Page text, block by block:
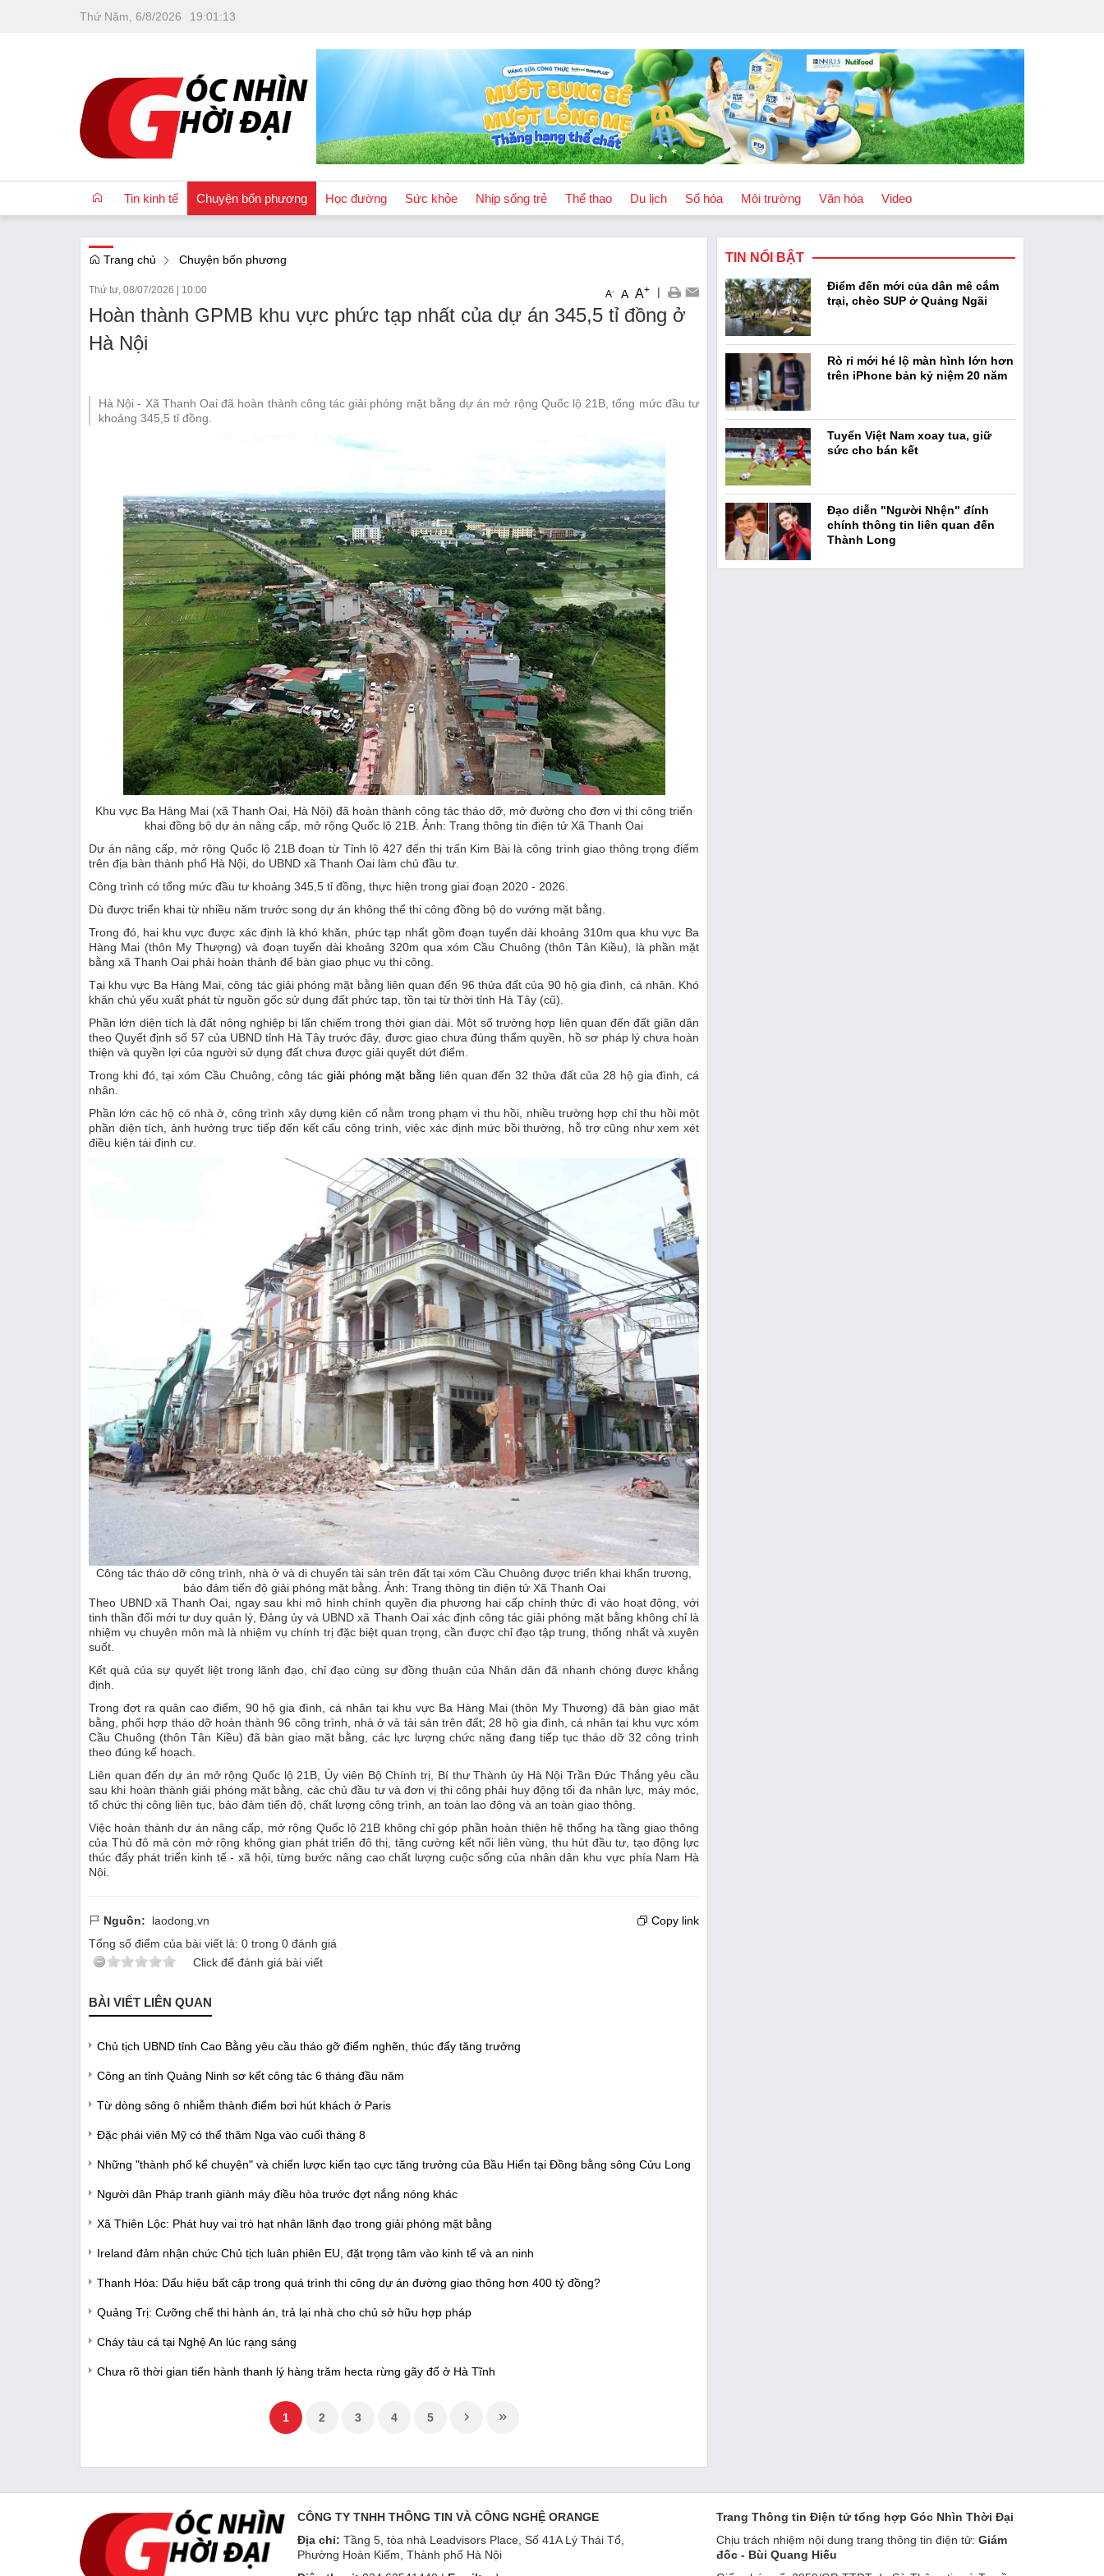
Thứ Năm, 6/8/2026 19:01 :14
Tin kinh tế
Nhà đất
Emagazine
Chuyện bốn phương Học đường Sức khỏe Nhịp sống trẻ Thể thao Du lịch Số hóa Môi trường Văn hóa
Podcast
Video
Trang chủ Chuyện bốn phương
Thứ tư, 08/07/2026 10:00 A- A A+ |
Hoàn thành GPMB khu vực phức tạp nhất của dự án 345,5 tỉ đồng ở
Hà Nội
Hà Nội - Xã Thanh Oai đã hoàn thành công tác giải phóng mặt bằng dự án mở rộng Quốc lộ 21B, tổng mức đầu tư
khoảng 345,5 tỉ đồng.
Khu vực Ba Hàng Mai (xã Thanh Oai, Hà Nội) đã hoàn thành công tác tháo dỡ, mở đường cho đơn vị thi công triển
khai đồng bộ dự án nâng cấp, mở rộng Quốc lộ 21B. Ảnh: Trang thông tin điện tử Xã Thanh Oai
Dự án nâng cấp, mở rộng Quốc lộ 21B đoạn từ Tỉnh lộ 427 đến thị trấn Kim Bài là công trình giao thông trọng điểm
trên địa bàn thành phố Hà Nội, do UBND xã Thanh Oai làm chủ đầu tư.
Công trình có tổng mức đầu tư khoảng 345,5 tỉ đồng, thực hiện trong giai đoạn 2020 - 2026.
Dù được triển khai từ nhiều năm trước song dự án không thể thi công đồng bộ do vướng mặt bằng.
Trong đó, hai khu vực được xác định là khó khăn, phức tạp nhất gồm đoạn tuyến dài khoảng 310m qua khu vực Ba
Hàng Mai (thôn My Thượng) và đoạn tuyến dài khoảng 320m qua xóm Cầu Chuông (thôn Tân Kiều), là phần mặt
bằng xã Thanh Oai phải hoàn thành để bàn giao phục vụ thi công.
Tại khu vực Ba Hàng Mai, công tác giải phóng mặt bằng liên quan đến 96 thửa đất của 90 hộ gia đình, cá nhân. Khó
khăn chủ yếu xuất phát từ nguồn gốc sử dụng đất phức tạp, tồn tại từ thời tỉnh Hà Tây (cũ).
Phần lớn diện tích là đất nông nghiệp bị lấn chiếm trong thời gian dài. Một số trường hợp liên quan đến đất giãn dân
theo Quyết định số 57 của UBND tỉnh Hà Tây trước đây, được giao chưa đúng thẩm quyền, hồ sơ pháp lý chưa hoàn
thiện và quyền lợi của người sử dụng đất chưa được giải quyết dứt điểm.
Trong khi đó, tại xóm Cầu Chuông, công tác giải phóng mặt bằng liên quan đến 32 thửa đất của 28 hộ gia đình, cá
nhân.
Phần lớn các hộ có nhà ở, công trình xây dựng kiên cố nằm trong phạm vi thu hồi, nhiều trường hợp chỉ thu hồi một
phần diện tích, ảnh hưởng trực tiếp đến kết cấu công trình, việc xác định mức bồi thường, hỗ trợ cũng như xem xét
điều kiện tái định cư.
Công tác tháo dỡ công trình, nhà ở và di chuyển tài sản trên đất tại xóm Cầu Chuông được triển khai khẩn trương,
bảo đảm tiến độ giải phóng mặt bằng. Ảnh: Trang thông tin điện tử Xã Thanh Oai
Theo UBND xã Thanh Oai, ngay sau khi mô hình chính quyền địa phương hai cấp chính thức đi vào hoạt động, với
tinh thần đổi mới tư duy quản lý, Đảng ủy và UBND xã Thanh Oai xác định công tác giải phóng mặt bằng không chỉ là
nhiệm vụ chuyên môn mà là nhiệm vụ chính trị đặc biệt quan trọng, cần được chỉ đạo tập trung, thống nhất và xuyên
suốt.
Kết quả của sự quyết liệt trong lãnh đạo, chỉ đạo cùng sự đồng thuận của Nhân dân đã nhanh chóng được khẳng
định.
Trong đợt ra quân cao điểm, 90 hộ gia đình, cá nhân tại khu vực Ba Hàng Mai (thôn My Thượng) đã bàn giao mặt
bằng, phối hợp tháo dỡ hoàn thành 96 công trình, nhà ở và tài sản trên đất; 28 hộ gia đình, cá nhân tại khu vực xóm
Cầu Chuông (thôn Tân Kiều) đã bàn giao mặt bằng, các lực lượng chức năng đang tiếp tục tháo dỡ 32 công trình
theo đúng kế hoạch.
Liên quan đến dự án mở rộng Quốc lộ 21B, Ủy viên Bộ Chính trị, Bí thư Thành ủy Hà Nội Trần Đức Thắng yêu cầu
sau khi hoàn thành giải phóng mặt bằng, các chủ đầu tư và đơn vị thi công phải huy động tối đa nhân lực, máy móc,
tổ chức thi công liên tục, bảo đảm tiến độ, chất lượng công trình, an toàn lao động và an toàn giao thông.
Việc hoàn thành dự án nâng cấp, mở rộng Quốc lộ 21B không chỉ góp phần hoàn thiện hệ thống hạ tầng giao thông
của Thủ đô mà còn mở rộng không gian phát triển đô thị, tăng cường kết nối liên vùng, thu hút đầu tư, tạo động lực
thúc đẩy phát triển kinh tế - xã hội, từng bước nâng cao chất lượng cuộc sống của nhân dân khu vực phía Nam Hà
Nội.
Nguồn: laodong.vn
Copy link
Tổng số điểm của bài viết là: 0 trong 0 đánh giá
Click để đánh giá bài viết
BÀI VIẾT LIÊN QUAN
Chủ tịch UBND tỉnh Cao Bằng yêu cầu tháo gỡ điểm nghẽn, thúc đẩy tăng trưởng
Công an tỉnh Quảng Ninh sơ kết công tác 6 tháng đầu năm
Từ dòng sông ô nhiễm thành điểm bơi hút khách ở Paris
Đặc phái viên Mỹ có thể thăm Nga vào cuối tháng 8
Những "thành phố kể chuyện" và chiến lược kiến tạo cực tăng trưởng của Bầu Hiển tại Đồng bằng sông Cửu Long
Người dân Pháp tranh giành máy điều hòa trước đợt nắng nóng khác
Xã Thiên Lộc: Phát huy vai trò hạt nhân lãnh đạo trong giải phóng mặt bằng
Ireland đảm nhận chức Chủ tịch luân phiên EU, đặt trọng tâm vào kinh tế và an ninh
Thanh Hóa: Dấu hiệu bất cập trong quá trình thi công dự án đường giao thông hơn 400 tỷ đồng?
Quảng Trị: Cưỡng chế thi hành án, trả lại nhà cho chủ sở hữu hợp pháp
Cháy tàu cá tại Nghệ An lúc rạng sáng
Chưa rõ thời gian tiến hành thanh lý hàng trăm hecta rừng gãy đổ ở Hà Tĩnh
1 2 3 4 5
TIN NỔI BẬT
Điểm đến mới của dân mê cắm
trại, chèo SUP ở Quảng Ngãi
Rò rỉ mới hé lộ màn hình lớn hơn
trên iPhone bản kỷ niệm 20 năm
Tuyển Việt Nam xoay tua, giữ
sức cho bán kết
Đạo diễn "Người Nhện" đính
chính thông tin liên quan đến
Thành Long
CÔNG TY TNHH THÔNG TIN VÀ CÔNG NGHỆ ORANGE
Địa chỉ: Tầng 5, tòa nhà Leadvisors Place, Số 41A Lý Thái Tổ,
Phường Hoàn Kiếm, Thành phố Hà Nội
Trang Thông tin Điện tử tổng hợp Góc Nhìn Thời Đại
Chịu trách nhiệm nội dung trang thông tin điện tử: Giám
đốc - Bùi Quang Hiếu